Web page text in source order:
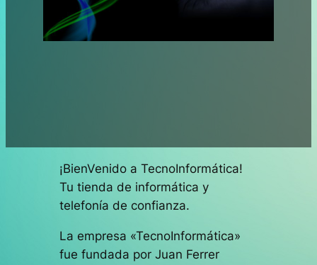
¡BienVenido a TecnoInformática!
Tu tienda de informática y
telefonía de confianza.
La empresa «TecnoInformática»
fue fundada por Juan Ferrer